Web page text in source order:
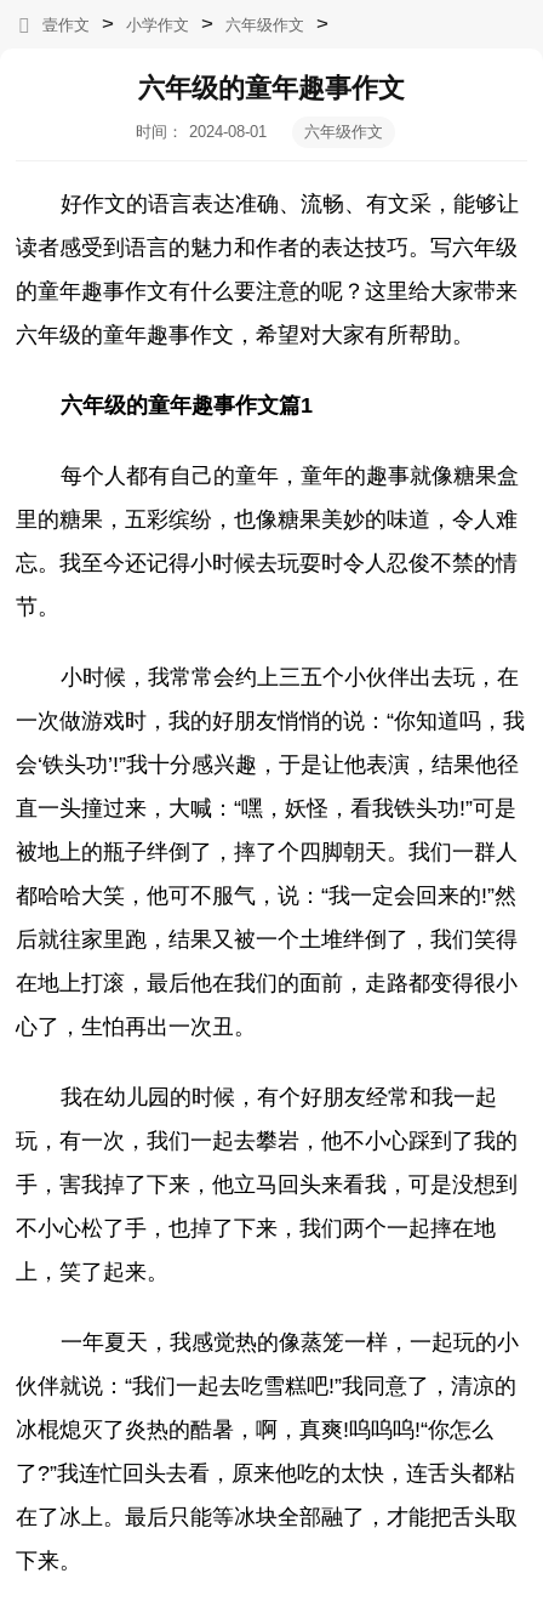
壹作文 > 小学作文 > 六年级作文 >
六年级的童年趣事作文
时间：
2024-08-01
六年级作文
好作文的语言表达准确、流畅、有文采，能够让
读者感受到语言的魅力和作者的表达技巧。写六年级
的童年趣事作文有什么要注意的呢？这里给大家带来
六年级的童年趣事作文，希望对大家有所帮助。
六年级的童年趣事作文篇1
每个人都有自己的童年，童年的趣事就像糖果盒
里的糖果，五彩缤纷，也像糖果美妙的味道，令人难
忘。我至今还记得小时候去玩耍时令人忍俊不禁的情
节。
小时候，我常常会约上三五个小伙伴出去玩，在
一次做游戏时，我的好朋友悄悄的说：“你知道吗，我
会‘铁头功’!”我十分感兴趣，于是让他表演，结果他径
直一头撞过来，大喊：“嘿，妖怪，看我铁头功!”可是
被地上的瓶子绊倒了，摔了个四脚朝天。我们一群人
都哈哈大笑，他可不服气，说：“我一定会回来的!”然
后就往家里跑，结果又被一个土堆绊倒了，我们笑得
在地上打滚，最后他在我们的面前，走路都变得很小
心了，生怕再出一次丑。
我在幼儿园的时候，有个好朋友经常和我一起
玩，有一次，我们一起去攀岩，他不小心踩到了我的
手，害我掉了下来，他立马回头来看我，可是没想到
不小心松了手，也掉了下来，我们两个一起摔在地
上，笑了起来。
一年夏天，我感觉热的像蒸笼一样，一起玩的小
伙伴就说：“我们一起去吃雪糕吧!”我同意了，清凉的
冰棍熄灭了炎热的酷暑，啊，真爽!呜呜呜!“你怎么
了?”我连忙回头去看，原来他吃的太快，连舌头都粘
在了冰上。最后只能等冰块全部融了，才能把舌头取
下来。